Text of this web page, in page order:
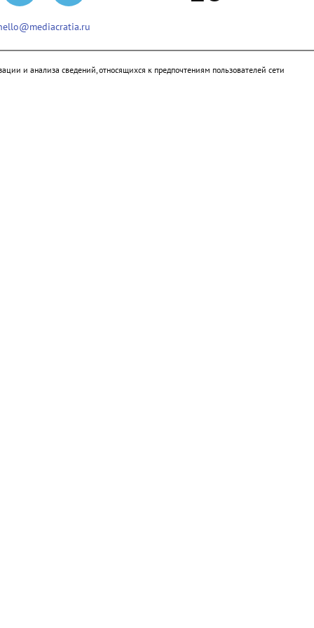
и анализа сведений, относящихся к предпочтениям пользователей сети